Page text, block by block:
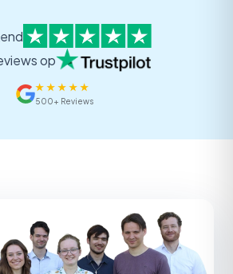
op
★ ★ ★ ★ ★
500+ Reviews